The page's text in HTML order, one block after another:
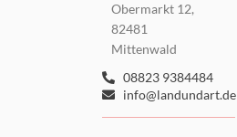
Obermarkt 12,
82481
Mittenwald
08823 9384484
info@landundart.de